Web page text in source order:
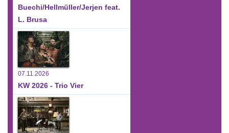
Buechi/Hellmüller/Jerjen feat.
L. Brusa
07.11.2026
KW 2026 - Trio Vier